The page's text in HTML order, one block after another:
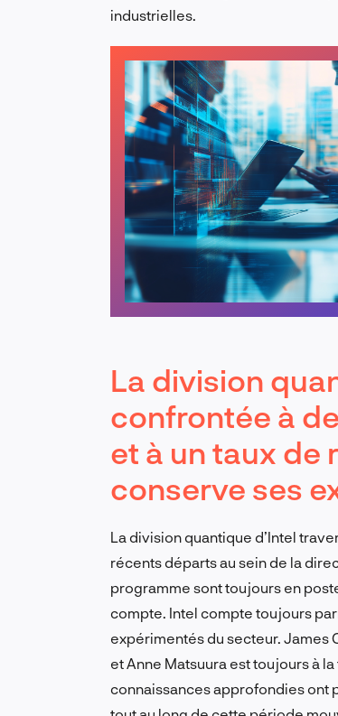
industrielles.
La division
confrontée à
et à un taux de
conserve ses
La division quantique d’Intel
récents départs au sein de la
programme sont toujours en
compte. Intel compte toujours
expérimentés du secteur. James
et Anne Matsuura est toujours à
connaissances approfondies ont